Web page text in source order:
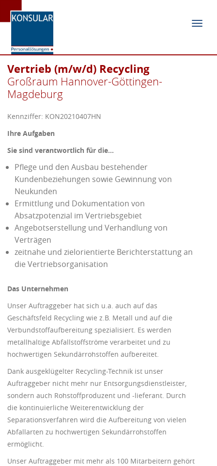
Vertrieb (m/w/d) Recycling
Großraum Hannover-Göttingen-
Magdeburg
Kennziffer: KON20210407HN
Ihre Aufgaben
Sie sind verantwortlich für die…
Pflege und den Ausbau bestehender
Kundenbeziehungen sowie Gewinnung von
Neukunden
Ermittlung und Dokumentation von
Absatzpotenzial im Vertriebsgebiet
Angebotserstellung und Verhandlung von
Verträgen
zeitnahe und zielorientierte Berichterstattung an
die Vertriebsorganisation
Das Unternehmen
Unser Auftraggeber hat sich u.a. auch auf das
Geschäftsfeld Recycling wie z.B. Metall und auf die
Verbundstoffaufbereitung spezialisiert. Es werden
metallhaltige Abfallstoffströme verarbeitet und zu
hochwertigen Sekundärrohstoffen aufbereitet.
Dank ausgeklügelter Recycling-Technik ist unser
Auftraggeber nicht mehr nur Entsorgungsdienstleister,
sondern auch Rohstoffproduzent und -lieferant. Durch
die kontinuierliche Weiterentwicklung der
Separationsverfahren wird die Aufbereitung von vielen
Abfallarten zu hochwertigen Sekundärrohstoffen
ermöglicht.
Unser Auftraggeber mit mehr als 100 Mitarbeitern gehört